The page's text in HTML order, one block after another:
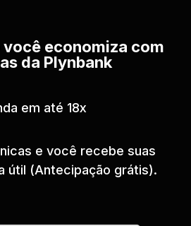
você economiza com
da Plynbank
em até 18x
e você recebe suas
útil (Antecipação grátis).